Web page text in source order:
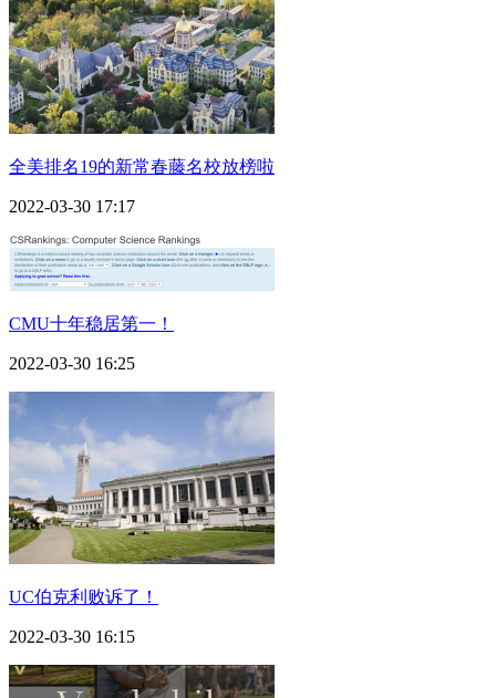
全美排名19的新常春藤名校放榜啦
2022-03-30 17:17
CMU十年稳居第一！
2022-03-30 16:25
UC伯克利败诉了！
2022-03-30 16:15